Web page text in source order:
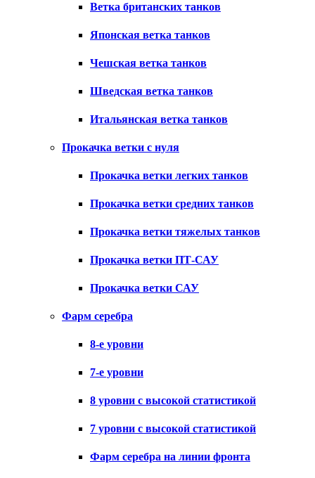
Ветка британских танков
Японская ветка танков
Чешская ветка танков
Шведская ветка танков
Итальянская ветка танков
Прокачка ветки с нуля
Прокачка ветки легких танков
Прокачка ветки средних танков
Прокачка ветки тяжелых танков
Прокачка ветки ПТ-САУ
Прокачка ветки САУ
Фарм серебра
8-е уровни
7-е уровни
8 уровни с высокой статистикой
7 уровни с высокой статистикой
Фарм серебра на линии фронта